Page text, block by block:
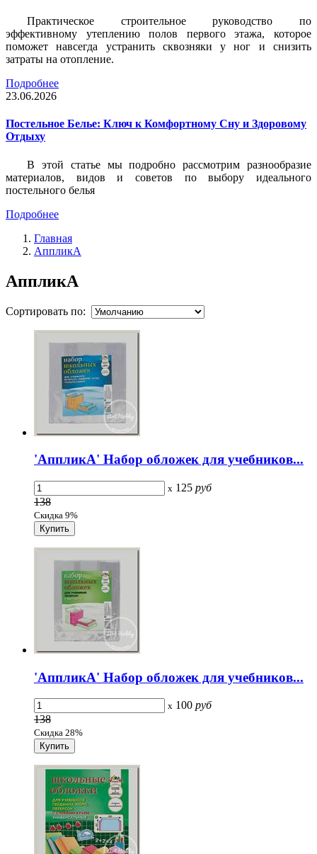
Практическое строительное руководство по
эффективному утеплению полов первого этажа, которое
поможет навсегда устранить сквозняки у ног и снизить
затраты на отопление.
Подробнее
23.06.2026
Постельное Белье: Ключ к Комфортному Сну и Здоровому
Отдыху
В этой статье мы подробно рассмотрим разнообразие
материалов, видов и советов по выбору идеального
постельного белья
Подробнее
Главная
АппликА
АппликА
Сортировать по:
'АппликА' Набор обложек для учебников...
x 125 руб
138
Скидка 9%
'АппликА' Набор обложек для учебников...
x 100 руб
138
Скидка 28%